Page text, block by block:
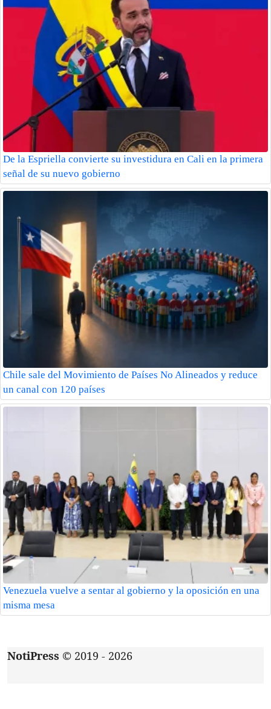
De la Espriella convierte su investidura en Cali en la primera
señal de su nuevo gobierno
Chile sale del Movimiento de Países No Alineados y reduce
un canal con 120 países
Venezuela vuelve a sentar al gobierno y la oposición en una
misma mesa
NotiPress © 2019 - 2026